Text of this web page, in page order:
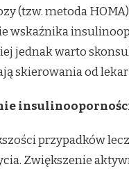
(tzw. metoda
wskaźnika
jednak warto
skierowania od
przypadków
Zwiększenie